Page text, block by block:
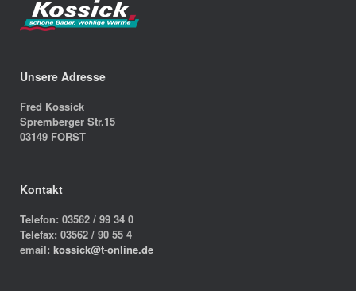
Unsere Adresse
Fred Kossick
Spremberger Str.15
03149 FORST
Kontakt
Telefon: 03562 / 99 34 0
Telefax: 03562 / 90 55 4
email: kossick@t-online.de